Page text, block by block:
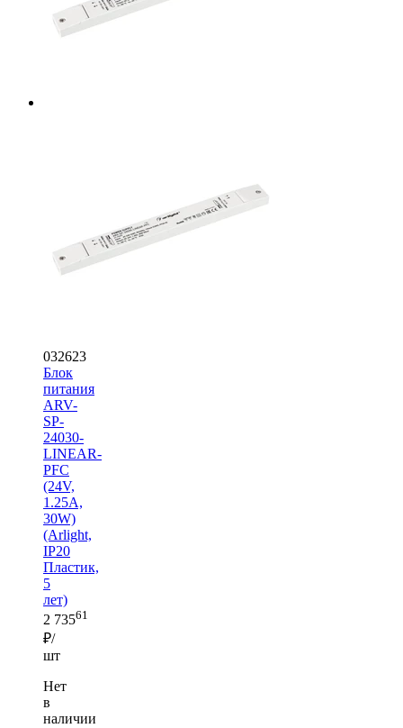
032623
Блок
питания
ARV-
SP-
24030-
LINEAR-
PFC
(24V,
1.25A,
30W)
(Arlight,
IP20
Пластик,
5
лет)
2 73561
₽/
шт
Нет
в
наличии